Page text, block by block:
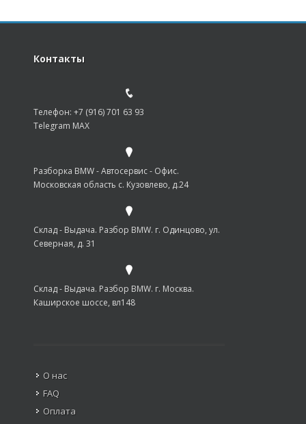
Контакты
Телефон: +7 (916) 701 63 93
Telegram MAX
Разборка BMW - Автосервис - Офис.
Московская область с. Кузовлево, д.24
Склад - Выдача. Разбор BMW. г. Одинцово, ул.
Северная, д. 31
Склад - Выдача. Разбор BMW. г. Москва.
Каширское шоссе, вл148
О нас
FAQ
Оплата